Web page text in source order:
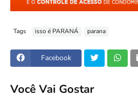
Tags isso é PARANÁ parana
Facebook
Você Vai Gostar